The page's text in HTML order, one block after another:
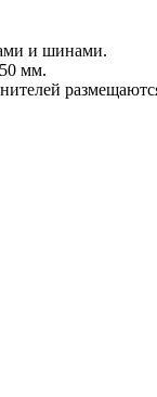
и шинами.
мм.